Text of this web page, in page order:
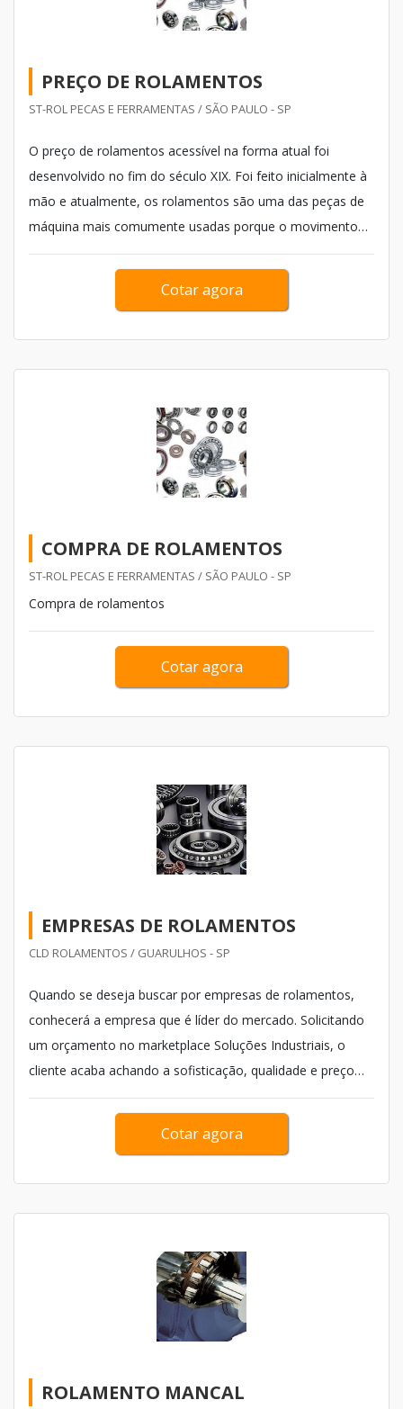
PREÇO DE ROLAMENTOS
ST-ROL PECAS E FERRAMENTAS / SÃO PAULO - SP
O preço de rolamentos acessível na forma atual foi
desenvolvido no fim do século XIX. Foi feito inicialmente à
mão e atualmente, os rolamentos são uma das peças de
máquina mais comumente usadas porque o movimento
de rolamento torna quase todos os movimentos mais
fáceis e ajudam a reduzir a fricção. Além disso, os
rolamentos têm algumas funçõ...
Cotar agora
COMPRA DE ROLAMENTOS
ST-ROL PECAS E FERRAMENTAS / SÃO PAULO - SP
Compra de rolamentos
Cotar agora
EMPRESAS DE ROLAMENTOS
CLD ROLAMENTOS / GUARULHOS - SP
Quando se deseja buscar por empresas de rolamentos,
conhecerá a empresa que é líder do mercado. Solicitando
um orçamento no marketplace Soluções Industriais, o
cliente acaba achando a sofisticação, qualidade e preço
justo em um só lugar. Com a CLD Rolamentos receberá
excelente custo-benefício com qualidade, agilidade e
pronta entrega sem quantidade mínim...
Cotar agora
ROLAMENTO MANCAL